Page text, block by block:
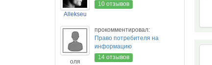
Allekseu
10 отзывов
оля
прокомментировал:
Право потребителя на
информацию
14 отзывов